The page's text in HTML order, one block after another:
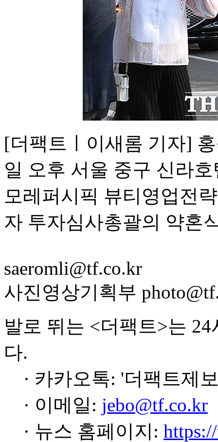
[더팩트ㅣ이새롬 기자]
일 오후 서울 중구 신라
모레퍼시픽 뷰티영업전
자 투자심사총괄의 약혼
saeromli@tf.co.kr
사진영상기획부
발로 뛰는 <더팩트>는
다.
· 카카오톡: '더팩트제
· 이메일: jebo@tf.co.kr
· 뉴스 홈페이지: